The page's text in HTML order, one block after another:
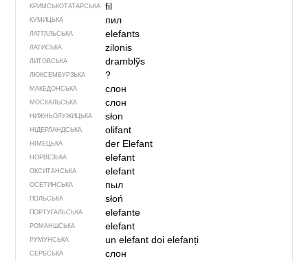
КРИМСЬКОТАТАРСЬКА fil
КУМИЦЬКА пил
ЛАТГАЛЬСЬКА elefants
ЛАТИСЬКА zilonis
ЛИТОВСЬКА dramblỹs
ЛЮКСЕМБУРЗЬКА ?
МАКЕДОНСЬКА слон
МОСКАЛЬСЬКА слон
НИЖНЬОЛУЖИЦЬКА słon
НІДЕРЛАНДСЬКА olifant
НІМЕЦЬКА der Elefant
НОРВЕЗЬКА elefant
ОКСИТАНСЬКА elefant
ОСЕТИНСЬКА пыл
ПОЛЬСЬКА słoń
ПОРТУГАЛЬСЬКА elefante
РОМАНШСЬКА elefant
РУМУНСЬКА un elefantdoi elefanți
СЕРБСЬКА слон